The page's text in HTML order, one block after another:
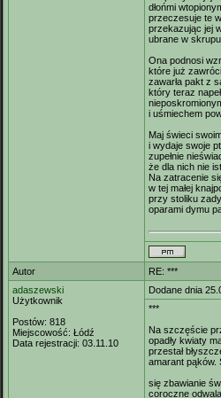
dłońmi
przeczesuje te
przekazując jej
ubrane w
Ona podnosi
które już
zawarła pakt z
który teraz
i uśmiechem
Maj świeci
i wydaje swoje
zupełnie
że dla nich nie
Na zatracenie
w tej małej
przy stoliku
oparami dymu
Autor
RE: ***
adaszewski
Użytkownik
Postów: 818
Miejscowość: Łódź
Data rejestracji: 03.11.10
Dodane dnia
***
Na szczęście
opadły kwiaty
przestał
amarant pąków.
się zbawianie
coroczne